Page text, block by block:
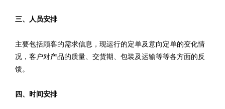
三、人员安排
主要包括顾客的需求信息，现运行的定单及意向定单的变化情
况，客户对产品的质量、交货期、包装及运输等等各方面的反
馈。
四、时间安排